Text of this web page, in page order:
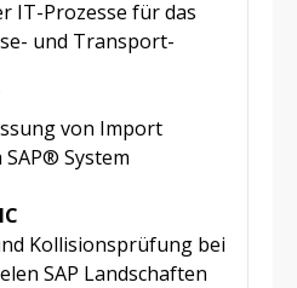
IT-Prozesse für das
und Transport-
von Import
System
Kollisionsprüfung bei
SAP Landschaften